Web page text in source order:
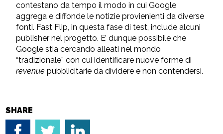
contestano da tempo il modo in cui Google
aggrega e diffonde le notizie provienienti da diverse
fonti. Fast Flip, in questa fase di test, include alcuni
publisher nel progetto. E’ dunque possibile che
Google stia cercando alleati nel mondo
“tradizionale” con cui identificare nuove forme di
revenue pubblicitarie da dividere e non contendersi.
SHARE